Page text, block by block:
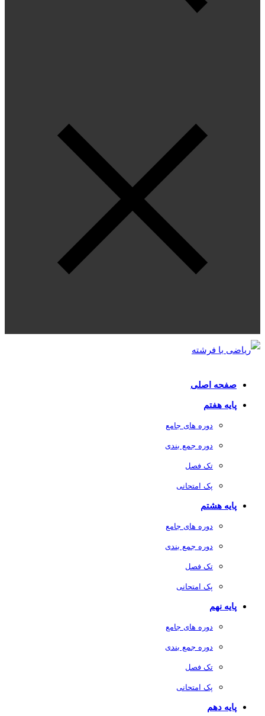
صفحه اصلی
پایه هفتم
دوره های جامع
دوره جمع بندی
تک فصل
پک امتحانی
پایه هشتم
دوره های جامع
دوره جمع بندی
تک فصل
پک امتحانی
پایه نهم
دوره های جامع
دوره جمع بندی
تک فصل
پک امتحانی
پایه دهم